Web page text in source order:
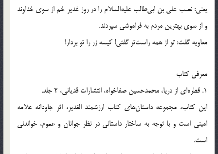
یعنی: نصب علی بن ابی‌طالب علیه‌السلام را در روز غدیر خم از سوی خداوند
و از سوی بهترین مردم به فراموشی سپردند.
معاویه گفت: تو از همه راست‌تر گفتی! کیسه زر را تو بردار!
معرفى كتاب
1. قطره‌اى از دريا، محمدحسين صفاخواه، انتشارات قديانى، 2 جلد.
اين كتاب، مجموعه داستان‌هاى كتاب ارزشمند الغدير، اثر جاودانه علامه
امينى است و با توجه به ساختار داستانى در نظر جوانان و عموم، خواندنى
است.